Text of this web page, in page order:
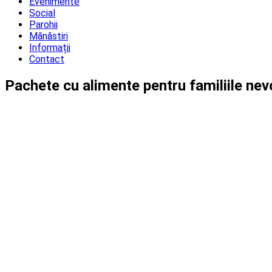
Social
Parohii
Mănăstiri
Informații
Contact
Pachete cu alimente pentru familiile